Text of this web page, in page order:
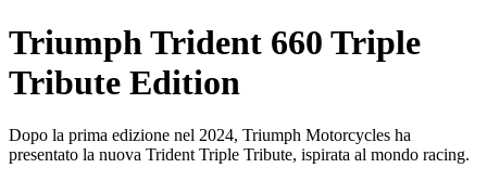
Triumph Trident 660 Triple
Tribute Edition
Dopo la prima edizione nel 2024, Triumph Motorcycles ha
presentato la nuova Trident Triple Tribute, ispirata al mondo racing.